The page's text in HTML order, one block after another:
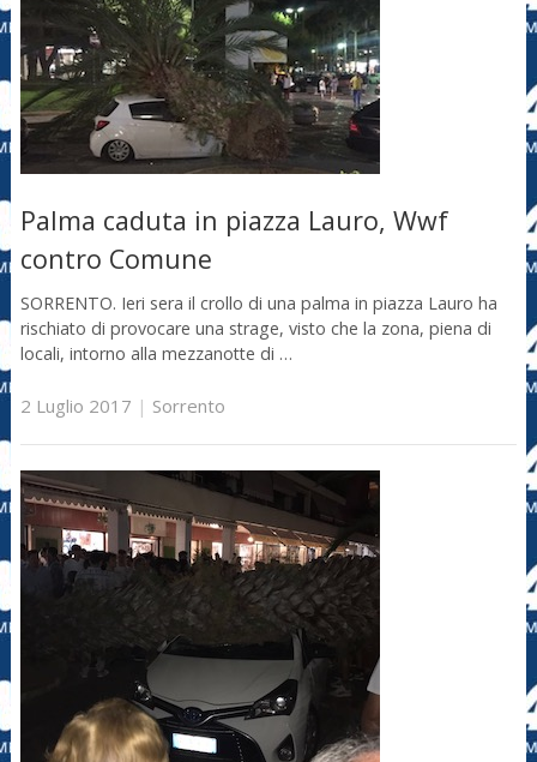
Palma caduta in piazza Lauro, Wwf
contro Comune
SORRENTO. Ieri sera il crollo di una palma in piazza Lauro ha
rischiato di provocare una strage, visto che la zona, piena di
locali, intorno alla mezzanotte di …
2 Luglio 2017 | Sorrento